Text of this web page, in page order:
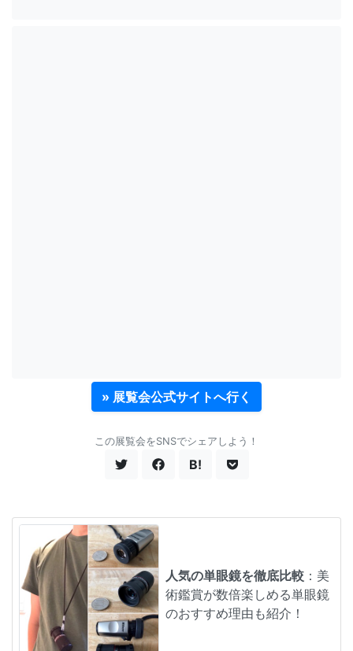
» 展覧会公式サイトへ行く
この展覧会をSNSでシェアしよう！
B!
人気の単眼鏡を徹底比較 ：美
術鑑賞が数倍楽しめる単眼鏡
のおすすめ理由も紹介！